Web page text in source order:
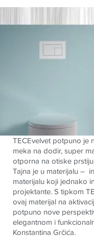
TECEvelvet potpuno je
meka na dodir, super
otporna na otiske
Tajna je u materijalu –
materijalu koji jednako
projektante. S tipkom
ovaj materijal na
potpuno nove
elegantnom i
Konstantina Grčića.